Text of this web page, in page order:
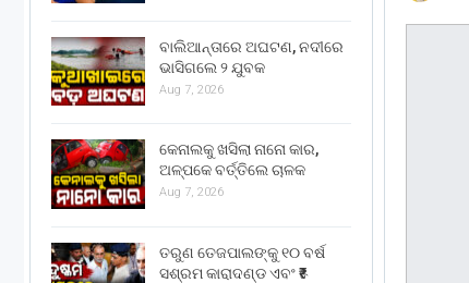
ବାଲିଆନ୍ତାରେ ଅଘଟଣ, ନଦୀରେ
ଭାସିଗଲେ ୨ ଯୁବକ
Aug 7, 2026
କେନାଲକୁ ଖସିଲା ନାନୋ କାର,
ଅଳ୍ପକେ ବର୍ତ୍ତିଲେ ଚାଳକ
Aug 7, 2026
ତରୁଣ ତେଜପାଲଙ୍କୁ ୧୦ ବର୍ଷ
ସଶ୍ରମ କାରାଦଣ୍ଡ ଏବଂ ₹୫